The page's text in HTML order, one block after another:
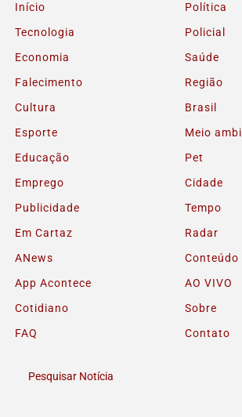
Início
Política
Tecnologia
Policial
Economia
Saúde
Falecimento
Região
Cultura
Brasil
Esporte
Meio
Educação
Pet
Emprego
Cidade
Publicidade
Tempo
Em Cartaz
Radar
ANews
App Acontece
AO VIVO
Cotidiano
Sobre
FAQ
Contato
Pesquisar Notícia